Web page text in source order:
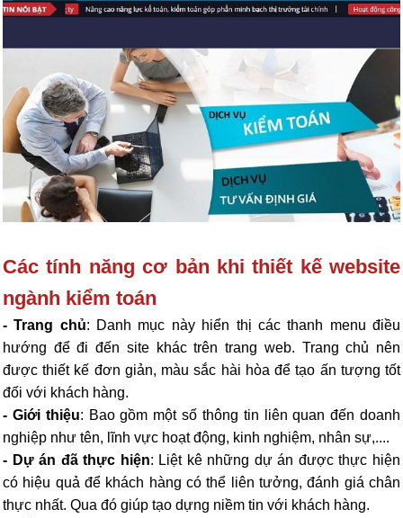
Các tính năng cơ bản khi thiết kế website
ngành kiểm toán
- Trang chủ: Danh mục này hiển thị các thanh menu điều
hướng để đi đến site khác trên trang web. Trang chủ nên
được thiết kế đơn giản, màu sắc hài hòa để tạo ấn tượng tốt
đối với khách hàng.
- Giới thiệu: Bao gồm một số thông tin liên quan đến doanh
nghiệp như tên, lĩnh vực hoạt động, kinh nghiệm, nhân sự,....
- Dự án đã thực hiện: Liệt kê những dự án được thực hiện
có hiệu quả để khách hàng có thể liên tưởng, đánh giá chân
thực nhất. Qua đó giúp tạo dựng niềm tin với khách hàng.